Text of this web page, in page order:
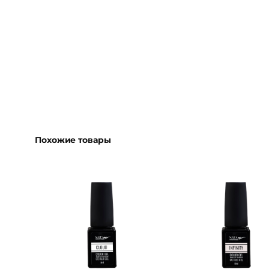
Похожие товары